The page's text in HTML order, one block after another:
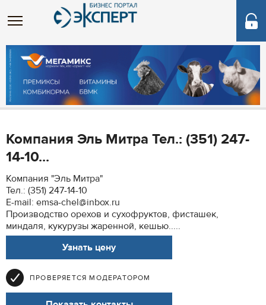
Компания Эль Митра Тел.: (351) 247-
14-10...
Компания "Эль Митра"
Тел.: (351) 247-14-10
E-mail: emsa-chel@inbox.ru
Производство орехов и сухофруктов, фисташек,
миндаля, кукурузы жаренной, кешью.....
Узнать цену
ПРОВЕРЯЕТСЯ МОДЕРАТОРОМ